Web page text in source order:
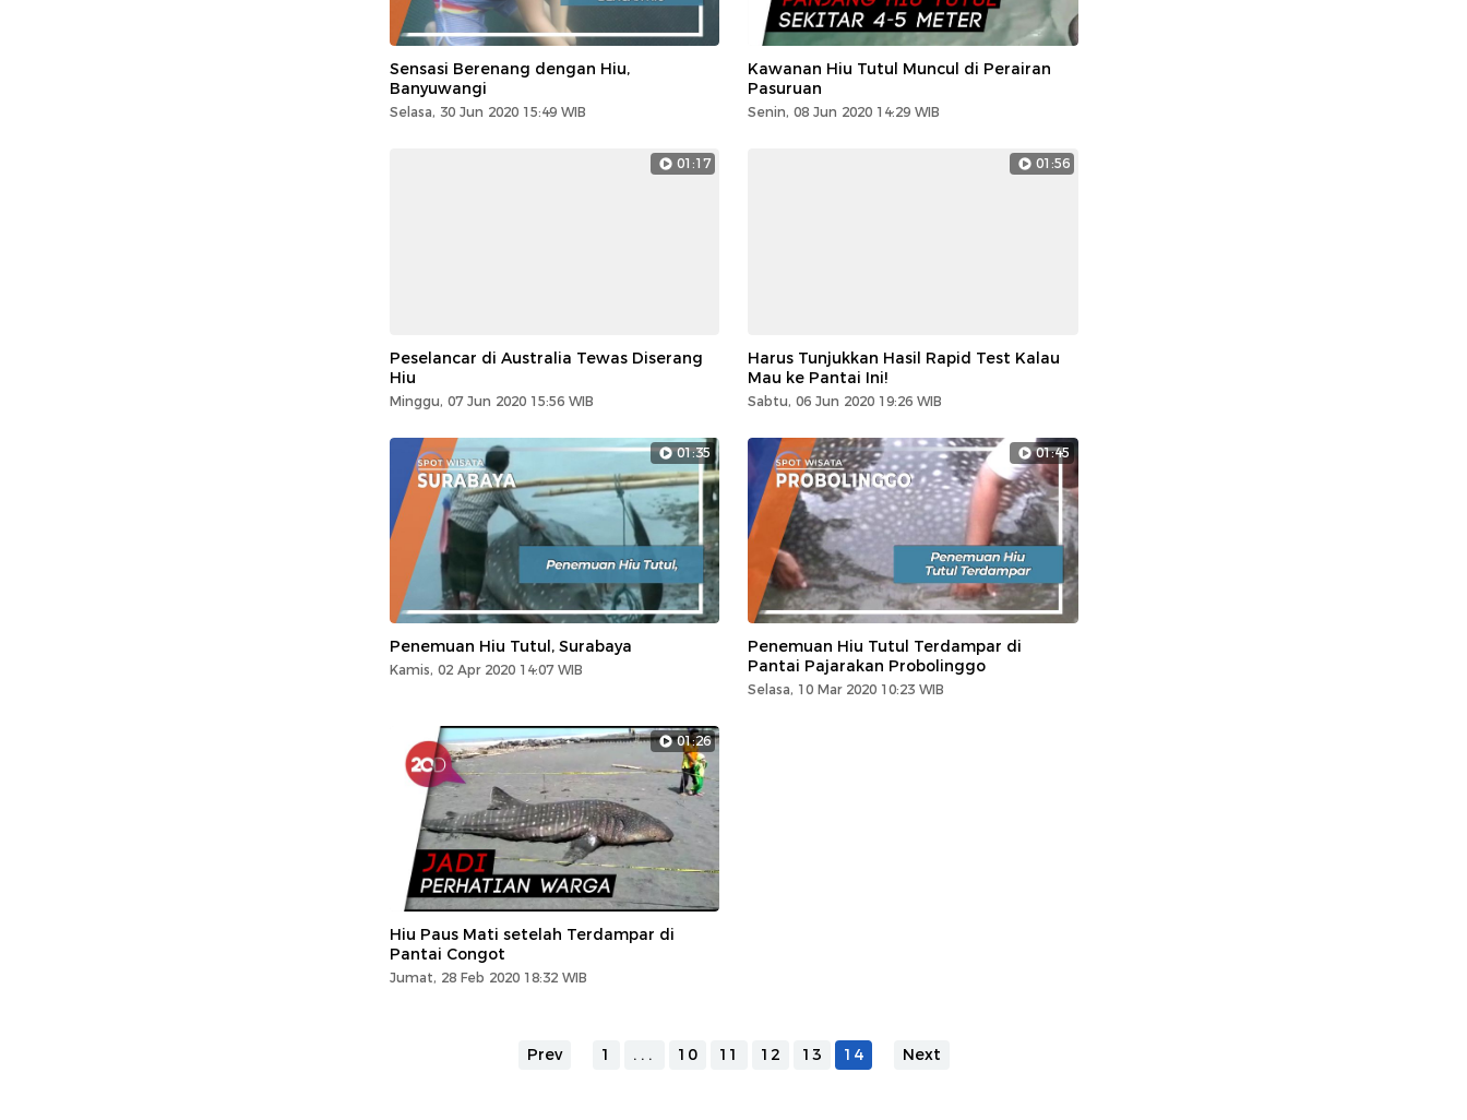
Sensasi Berenang dengan Hiu,
Banyuwangi
Selasa, 30 Jun 2020 15:49 WIB
Kawanan Hiu Tutul Muncul di Perairan
Pasuruan
Senin, 08 Jun 2020 14:29 WIB
01:17
Peselancar di Australia Tewas Diserang
Hiu
Minggu, 07 Jun 2020 15:56 WIB
01:56
Harus Tunjukkan Hasil Rapid Test Kalau
Mau ke Pantai Ini!
Sabtu, 06 Jun 2020 19:26 WIB
01:35
Penemuan Hiu Tutul, Surabaya
Kamis, 02 Apr 2020 14:07 WIB
01:45
Penemuan Hiu Tutul Terdampar di
Pantai Pajarakan Probolinggo
Selasa, 10 Mar 2020 10:23 WIB
01:26
Hiu Paus Mati setelah Terdampar di
Pantai Congot
Jumat, 28 Feb 2020 18:32 WIB
Prev 1 ... 10 11 12 13 14 Next